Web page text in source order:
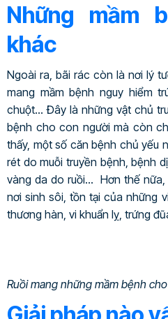
Những mầm
khác
Ngoài ra, bãi rác còn là nơi lý
mang mầm bệnh nguy hiểm
chuột… Đây là những vật chủ
bệnh cho con người mà còn
thấy, một số căn bệnh chủ yếu
rét do muỗi truyền bệnh, bệnh
vàng da do ruồi… Hơn thế
nơi sinh sôi, tồn tại của những
thương hàn, vi khuẩn lỵ, trứng
Ruồi mang những mầm bệnh